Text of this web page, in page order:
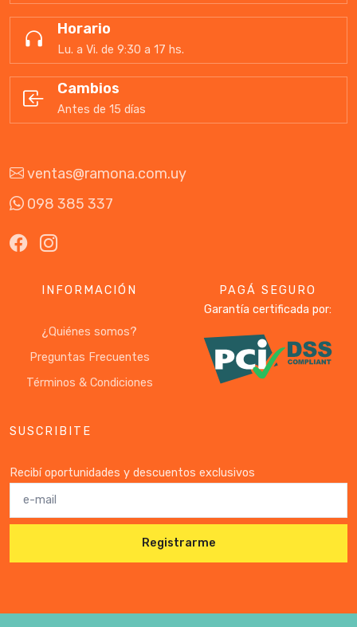
Horario
Lu. a Vi. de 9:30 a 17 hs.
Cambios
Antes de 15 días
ventas@ramona.com.uy
098 385 337
INFORMACIÓN
¿Quiénes somos?
Preguntas Frecuentes
Términos & Condiciones
PAGÁ SEGURO
Garantía certificada por:
SUSCRIBITE
Recibí oportunidades y descuentos exclusivos
Registrarme